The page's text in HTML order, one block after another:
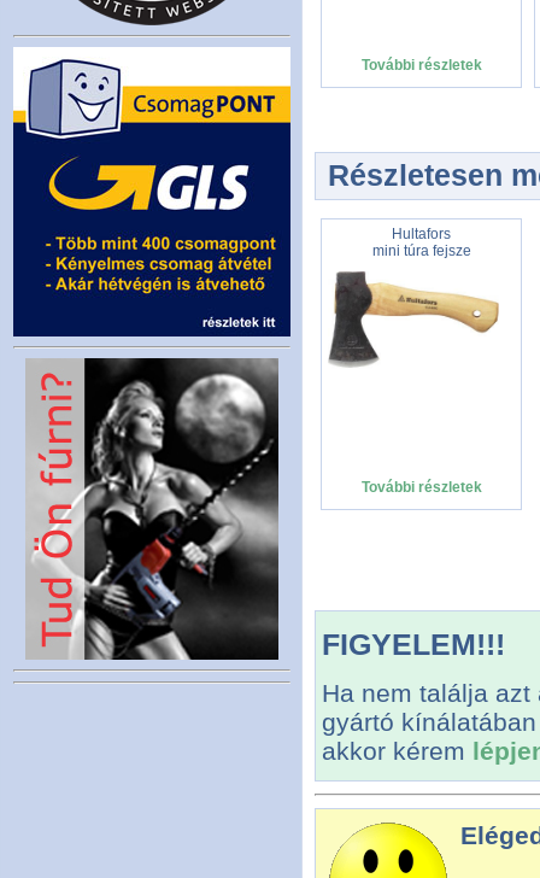
További részletek
Részletesen
Hultafors
mini túra fejsze
További részletek
FIGYELEM!!!
Ha nem találja
gyártó
akkor kérem